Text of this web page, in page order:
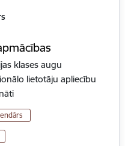
klases augu
lietotāju apliecību